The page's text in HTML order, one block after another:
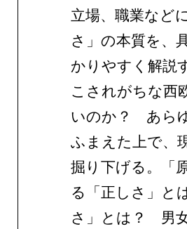
立場、職業など
さ」の本質を、
かりやすく解説
こされがちな西
いのか？ あら
ふまえた上で、
掘り下げる。「
る「正しさ」と
さ」とは？ 男